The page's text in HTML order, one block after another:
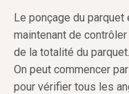
Le ponçage du
maintenant de
de la totalité du parquet.
On peut commencer
pour vérifier tous les